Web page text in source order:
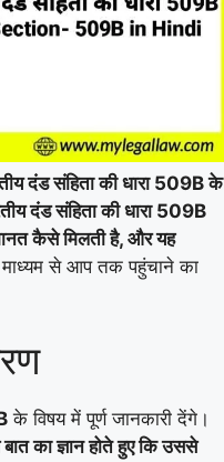
दंड संहिता की धारा 509B के
दंड संहिता की धारा 509B
कैसे मिलती है, और यह
से आप तक पहुंचाने का
के विषय में पूर्ण जानकारी देंगे।
का ज्ञान होते हुए कि उससे